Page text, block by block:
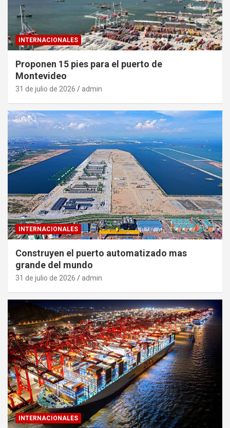
INTERNACIONALES
Proponen 15 pies para el puerto de
Montevideo
31 de julio de 2026 admin
INTERNACIONALES
Construyen el puerto automatizado mas
grande del mundo
31 de julio de 2026 admin
INTERNACIONALES